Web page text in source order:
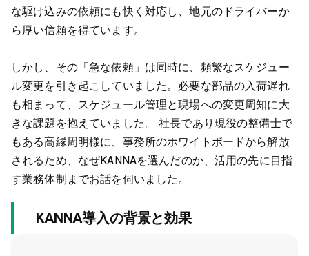
な駆け込みの依頼にも快く対応し、地元のドライバーか
ら厚い信頼を得ています。
しかし、その「急な依頼」は同時に、頻繁なスケジュー
ル変更を引き起こしていました。必要な部品の入荷遅れ
も相まって、スケジュール管理と現場への変更周知に大
きな課題を抱えていました。 社長であり現役の整備士で
もある高縁周明様に、事務所のホワイトボードから解放
されるため、なぜKANNAを選んだのか、活用の先に目指
す業務体制までお話を伺いました。
KANNA導入の背景と効果